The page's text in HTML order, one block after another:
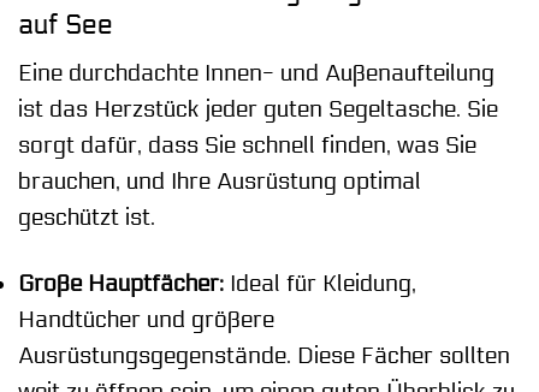
auf See
Eine durchdachte Innen- und Außenaufteilung
ist das Herzstück jeder guten Segeltasche. Sie
sorgt dafür, dass Sie schnell finden, was Sie
brauchen, und Ihre Ausrüstung optimal
geschützt ist.
Große Hauptfächer: Ideal für Kleidung,
Handtücher und größere
Ausrüstungsgegenstände. Diese Fächer sollten